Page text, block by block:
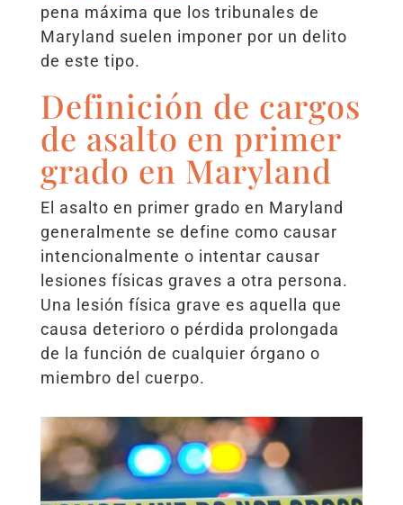
pena máxima que los tribunales de
Maryland suelen imponer por un delito
de este tipo.
Definición de cargos
de asalto en primer
grado en Maryland
El asalto en primer grado en Maryland
generalmente se define como causar
intencionalmente o intentar causar
lesiones físicas graves a otra persona.
Una lesión física grave es aquella que
causa deterioro o pérdida prolongada
de la función de cualquier órgano o
miembro del cuerpo.